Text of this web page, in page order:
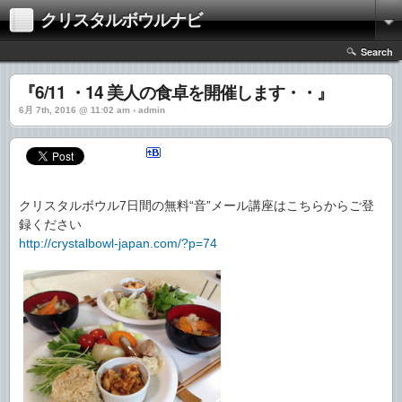
クリスタルボウルナビ
Search
『6/11 ・14 美人の食卓を開催します・・』
6月 7th, 2016 @ 11:02 am › admin
クリスタルボウル7日間の無料“音”メール講座はこちらからご登
録ください
http://crystalbowl-japan.com/?p=74